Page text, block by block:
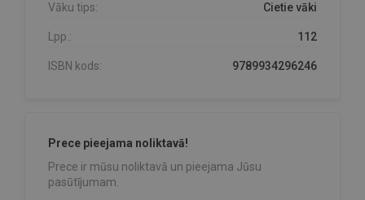
Vāku tips: Cietie vāki
Lpp.: 112
ISBN kods: 9789934296246
Prece pieejama noliktavā!
Prece ir mūsu noliktavā un pieejama Jūsu
pasūtījumam.